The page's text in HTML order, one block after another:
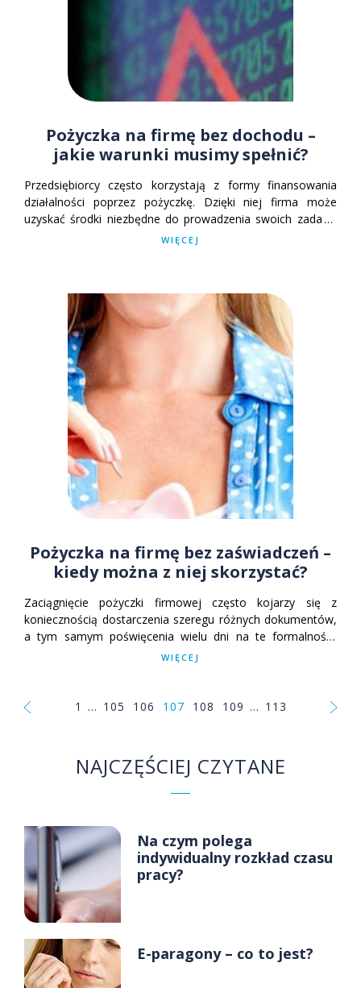
Pożyczka na firmę bez dochodu –
jakie warunki musimy spełnić?
Przedsiębiorcy często korzystają z formy finansowania
działalności poprzez pożyczkę. Dzięki niej firma może
uzyskać środki niezbędne do prowadzenia swoich zadań i
rozwijać się. Czy jednak możliwe jest uzyskanie pożyczki na
WIĘCEJ
Pożyczka na firmę bez zaświadczeń –
kiedy można z niej skorzystać?
Zaciągnięcie pożyczki firmowej często kojarzy się z
koniecznością dostarczenia szeregu różnych dokumentów,
a tym samym poświęcenia wielu dni na te formalności.
Jednak wcale nie jest to konieczne. Wystarczy, że
WIĘCEJ
1 ... 105 106 107 108 109 ... 113
NAJCZĘŚCIEJ CZYTANE
Na czym polega
indywidualny rozkład czasu
pracy?
E-paragony – co to jest?